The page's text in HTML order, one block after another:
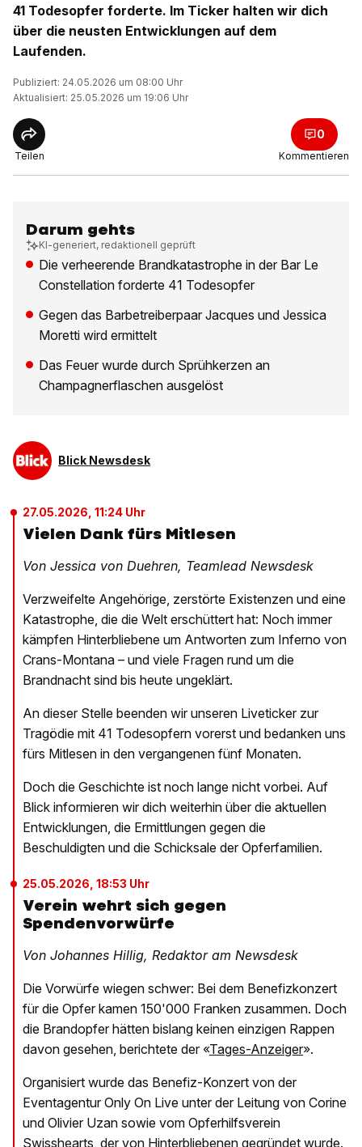
41 Todesopfer forderte. Im Ticker halten wir dich
über die neusten Entwicklungen auf dem
Laufenden.
Publiziert: 24.05.2026 um 08:00 Uhr
Aktualisiert: 25.05.2026 um 19:06 Uhr
Teilen
0
Kommentieren
Darum gehts
KI-generiert, redaktionell geprüft
Die verheerende Brandkatastrophe in der Bar Le
Constellation forderte 41 Todesopfer
Gegen das Barbetreiberpaar Jacques und Jessica
Moretti wird ermittelt
Das Feuer wurde durch Sprühkerzen an
Champagnerflaschen ausgelöst
Blick Newsdesk
27.05.2026, 11:24 Uhr
Vielen Dank fürs Mitlesen
Von Jessica von Duehren, Teamlead Newsdesk
Verzweifelte Angehörige, zerstörte Existenzen und eine
Katastrophe, die die Welt erschüttert hat: Noch immer
kämpfen Hinterbliebene um Antworten zum Inferno von
Crans-Montana – und viele Fragen rund um die
Brandnacht sind bis heute ungeklärt.
An dieser Stelle beenden wir unseren Liveticker zur
Tragödie mit 41 Todesopfern vorerst und bedanken uns
fürs Mitlesen in den vergangenen fünf Monaten.
Doch die Geschichte ist noch lange nicht vorbei. Auf
Blick informieren wir dich weiterhin über die aktuellen
Entwicklungen, die Ermittlungen gegen die
Beschuldigten und die Schicksale der Opferfamilien.
25.05.2026, 18:53 Uhr
Verein wehrt sich gegen
Spendenvorwürfe
Von Johannes Hillig, Redaktor am Newsdesk
Die Vorwürfe wiegen schwer: Bei dem Benefizkonzert
für die Opfer kamen 150'000 Franken zusammen. Doch
die Brandopfer hätten bislang keinen einzigen Rappen
davon gesehen, berichtete der «Tages-Anzeiger».
Organisiert wurde das Benefiz-Konzert von der
Eventagentur Only On Live unter der Leitung von Corine
und Olivier Uzan sowie vom Opferhilfsverein
Swisshearts, der von Hinterbliebenen gegründet wurde.